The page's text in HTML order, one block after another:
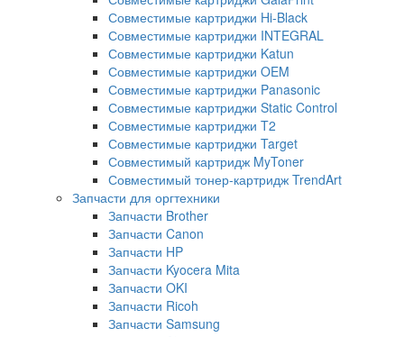
Совместимые картриджи Hi-Black
Совместимые картриджи INTEGRAL
Совместимые картриджи Katun
Совместимые картриджи OEM
Совместимые картриджи Panasonic
Совместимые картриджи Static Control
Совместимые картриджи T2
Совместимые картриджи Target
Совместимый картридж MyToner
Совместимый тонер-картридж TrendArt
Запчасти для оргтехники
Запчасти Brother
Запчасти Canon
Запчасти HP
Запчасти Kyocera Mita
Запчасти OKI
Запчасти Ricoh
Запчасти Samsung